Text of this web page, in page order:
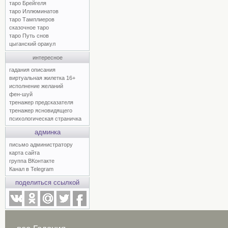
таро Брейгеля
таро Иллюминатов
таро Тамплиеров
сказочное таро
таро Путь снов
цыганский оракул
интересное
гадания описания
виртуальная жилетка 16+
исполнение желаний
фен-шуй
тренажер предсказателя
тренажер ясновидящего
психологическая страничка
админка
письмо администратору
карта сайта
группа ВКонтакте
Канал в Telegram
поделиться ссылкой